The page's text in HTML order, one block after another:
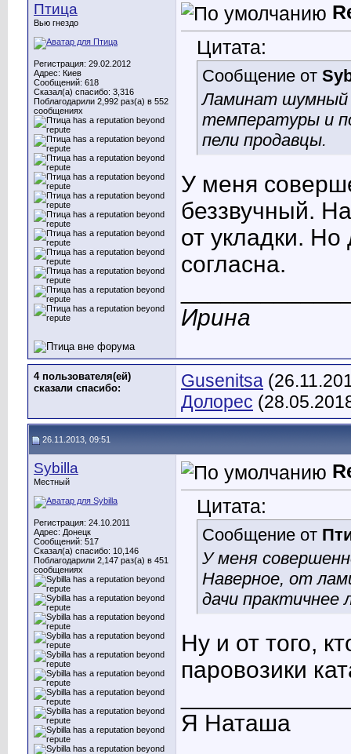
Птица
Вью гнездо
Регистрация: 29.02.2012
Адрес: Киев
Сообщений: 618
Сказал(а) спасибо: 3,316
Поблагодарили 2,992 раз(а) в 552
сообщениях
Цитата:
Сообщение от
Ламинат шумный
температуры и
пели продавцы.
У меня
беззвучный.
от укладки.
согласна.
Ирина
4 пользователя(ей)
сказали cпасибо:
Gusenitsa
Долорес
26.11.2013, 09:51
Sybilla
Местный
Регистрация: 24.10.2011
Адрес: Донецк
Сообщений: 517
Сказал(а) спасибо: 10,146
Поблагодарили 2,147 раз(а) в 451
сообщениях
Цитата:
Сообщение от
У меня
Наверное, от
дачи практичнее
Ну и от того,
паровозики
Я Наташа